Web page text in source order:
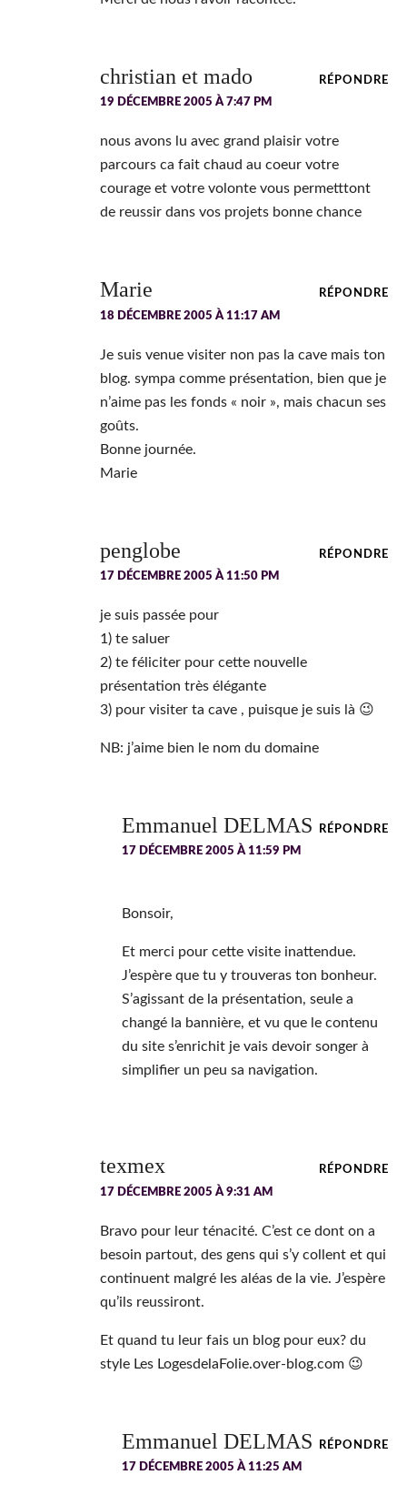
christian et mado
19 DÉCEMBRE 2005 À 7:47 PM
nous avons lu avec grand plaisir votre
parcours ca fait chaud au coeur votre
courage et votre volonte vous permetttont
de reussir dans vos projets bonne chance
RÉPONDRE
Marie
18 DÉCEMBRE 2005 À 11:17 AM
Je suis venue visiter non pas la cave mais ton
blog. sympa comme présentation, bien que je
n’aime pas les fonds « noir », mais chacun ses
goûts.
Bonne journée.
Marie
RÉPONDRE
penglobe
17 DÉCEMBRE 2005 À 11:50 PM
je suis passée pour
1) te saluer
2) te féliciter pour cette nouvelle
présentation très élégante
3) pour visiter ta cave , puisque je suis là 😉
NB: j’aime bien le nom du domaine
RÉPONDRE
Emmanuel DELMAS
17 DÉCEMBRE 2005 À 11:59 PM
Bonsoir,
Et merci pour cette visite inattendue.
J’espère que tu y trouveras ton bonheur.
S’agissant de la présentation, seule a
changé la bannière, et vu que le contenu
du site s’enrichit je vais devoir songer à
simplifier un peu sa navigation.
RÉPONDRE
texmex
17 DÉCEMBRE 2005 À 9:31 AM
Bravo pour leur ténacité. C’est ce dont on a
besoin partout, des gens qui s’y collent et qui
continuent malgré les aléas de la vie. J’espère
qu’ils reussiront.
Et quand tu leur fais un blog pour eux? du
style Les LogesdelaFolie.over-blog.com 😉
RÉPONDRE
Emmanuel DELMAS
17 DÉCEMBRE 2005 À 11:25 AM
RÉPONDRE